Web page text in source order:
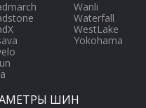
Wanli
Waterfall
WestLake
Yokohama
ШИН